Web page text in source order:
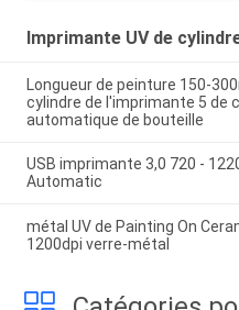
Imprimante UV de
Longueur de peinture 150-
cylindre de l'imprimante 5 de
automatique de bouteille
USB imprimante 3,0 720 -
Automatic
métal UV de Painting On
1200dpi verre-métal